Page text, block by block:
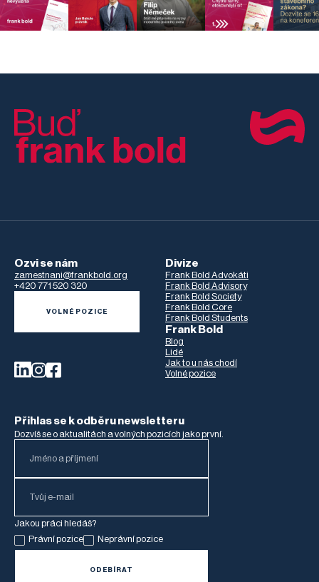
Ozvi se nám
zamestnani@frankbold.org
+420 771 520 320
VOLNÉ POZICE
Divize
Frank Bold Advokáti
Frank Bold Advisory
Frank Bold Society
Frank Bold Core
Frank Bold Students
Frank Bold
Blog
Lidé
Jak to u nás chodí
Volné pozice
Přihlas se k odběru newsletteru
Dozvíš se o aktualitách a volných pozicích jako první.
Jakou práci hledáš?
Právní pozice
Neprávní pozice